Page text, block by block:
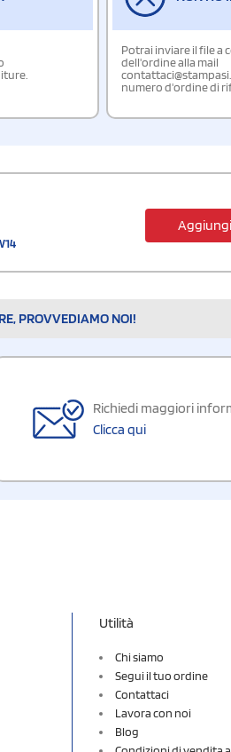
Potrai inviare il file a
dell'ordine alla mail
numero d'ordine di
PROVVEDIAMO NOI!
Richiedi maggiori
Clicca qui
Utilità
Chi siamo
Segui il tuo ordine
Contattaci
Lavora con noi
Blog